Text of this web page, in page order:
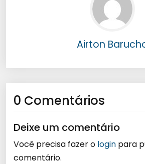
Airton
0 Comentários
Deixe um comentário
Você precisa fazer o login para
comentário.